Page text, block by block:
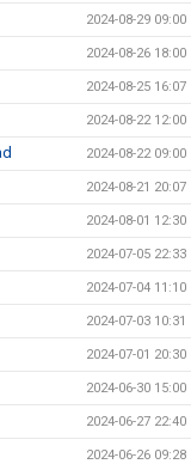
2024-08-29 09:00
2024-08-26 18:00
2024-08-25 16:07
2024-08-22 12:00
2024-08-22 09:00
2024-08-21 20:07
2024-08-01 12:30
2024-07-05 22:33
2024-07-04 11:10
2024-07-03 10:31
2024-07-01 20:30
2024-06-30 15:00
2024-06-27 22:40
2024-06-26 09:28